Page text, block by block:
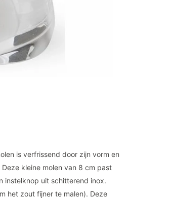
is verfrissend door zijn vorm en
kleine molen van 8 cm past
instelknop uit schitterend inox.
het zout fijner te malen). Deze